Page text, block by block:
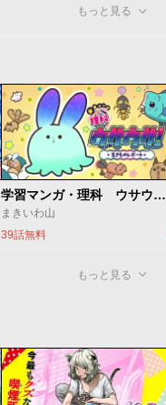
もっと見る
学習マンガ・理科 ウサウサ！
まきいわ山
39話無料
もっと見る